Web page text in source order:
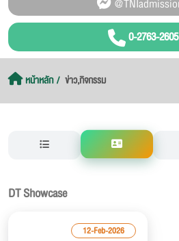
0-2763-2605
หน้าหลัก ข่าว,กิจกรรม
12-Feb-2026